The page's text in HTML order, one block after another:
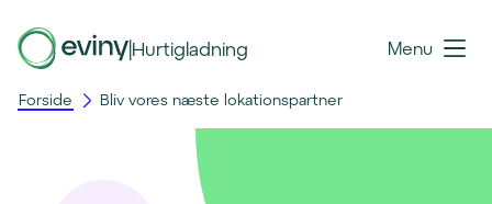
|Hurtigladning Menu
Forside Bliv vores næste lokationspartner